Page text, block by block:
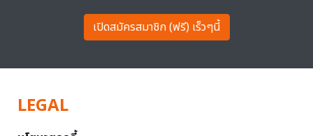
เปิดสมัครสมาชิก (ฟรี) เร็วๆนี้
LEGAL